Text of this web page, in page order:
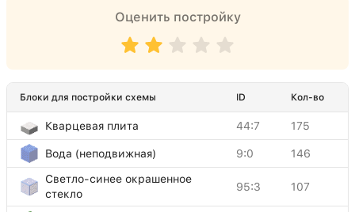
Оценить постройку
Блоки для постройки схемы ID Кол-во
Кварцевая плита 44:7 175
Вода (неподвижная) 9:0 146
Светло-синее окрашенное
стекло
95:3 107